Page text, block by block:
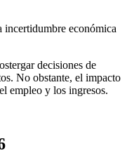
incertidumbre económica
decisiones de
No obstante, el impacto
empleo y los ingresos.